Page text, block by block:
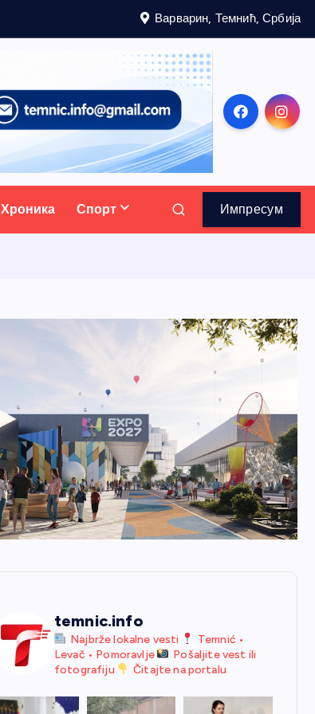
Варварин, Темнић, Србија
Хроника Спорт Импресум
temnic.info
Najbrže lokalne vesti
Temnić •
Levač • Pomoravlje
Pošaljite vest ili
fotografiju
Čitajte na portalu